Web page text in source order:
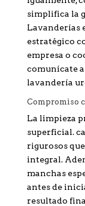
simplifica la
Lavanderías
estratégico
empresa o
comunícate
lavandería
Compromiso
La limpieza
superficial.
rigurosos
integral.
manchas
antes de
resultado